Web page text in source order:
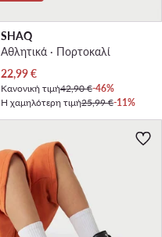
SHAQ
Αθλητικά · Πορτοκαλί
Τρέχουσα τιμή
22,99€
Κανονική τιμή42,90 €-46%
Η χαμηλότερη τιμή25,99 €-11%